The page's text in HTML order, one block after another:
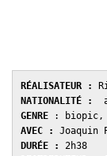
RÉALISATEUR :
NATIONALITÉ :
GENRE
AVEC :
DURÉE :